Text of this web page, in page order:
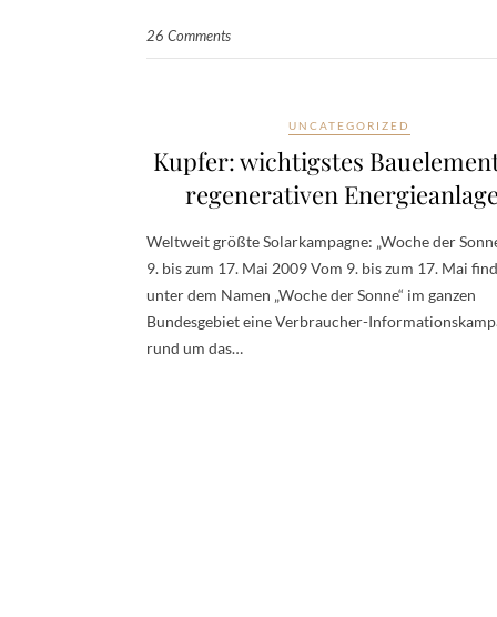
26 Comments
UNCATEGORIZED
Kupfer: wichtigstes
regenerativen
Weltweit größte Solarkampagne: „Woche der
9. bis zum 17. Mai 2009 Vom 9. bis zum 17. Mai
unter dem Namen „Woche der Sonne“ im ganzen
Bundesgebiet eine Verbraucher-
rund um das…